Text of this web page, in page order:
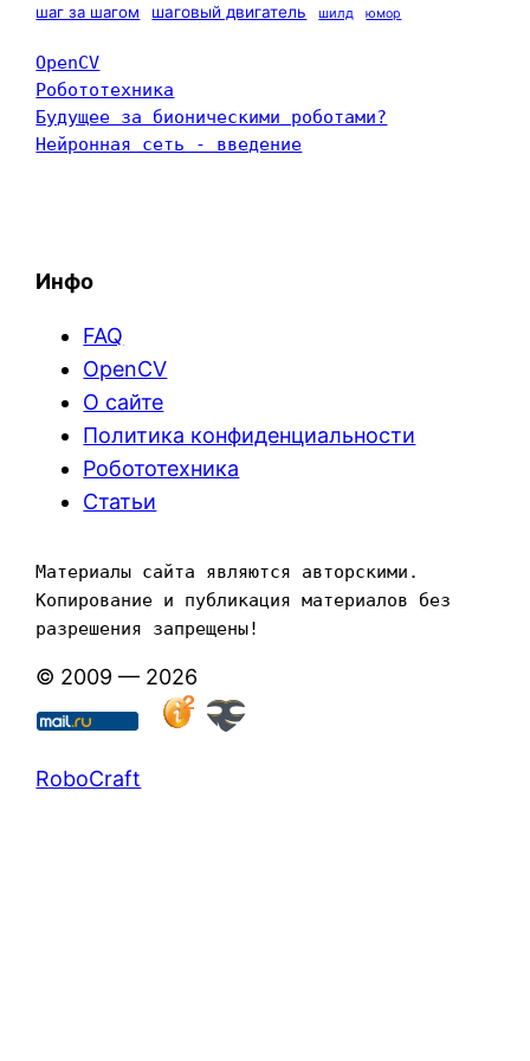
шаг за шагом шаговый двигатель шилд юмор
OpenCV
Робототехника
Будущее за бионическими роботами?
Нейронная сеть - введение
Инфо
FAQ
OpenCV
О сайте
Политика конфиденциальности
Робототехника
Статьи
Материалы сайта являются авторскими.
Копирование и публикация материалов без
разрешения запрещены!
© 2009 — 2026
RoboCraft